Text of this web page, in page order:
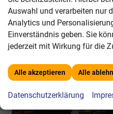
Ausstattung der neue Tourneo
gestaltet und verfügt über
Geschwindigkeitsbegrenzer und
weiterlesen
Ford Focus RS "Blue &
Auswahl und verarbeiten nur
Analytics und
Einverständnis geben. Sie
jederzeit mit Wirkung für die
Alle akzeptieren Alle
Datenschutzerklärung